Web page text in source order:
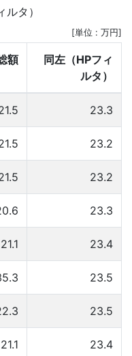
ルタ）
[単位 : 万円]
額
同左（HPフィ
ルタ）
23.3
23.2
23.2
23.3
21.1 23.4
23.5
23.5
21.1 23.4